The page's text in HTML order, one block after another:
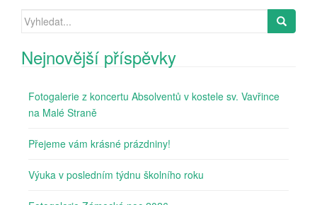
Search
Nejnovější příspěvky
Fotogalerie z koncertu Absolventů v kostele sv. Vavřince
na Malé Straně
Přejeme vám krásné prázdniny!
Výuka v posledním týdnu školního roku